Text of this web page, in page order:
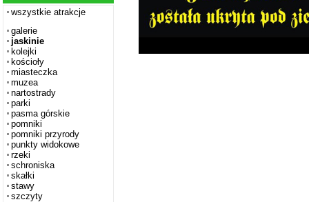
wszystkie atrakcje
galerie
jaskinie
kolejki
kościoły
miasteczka
muzea
nartostrady
parki
pasma górskie
pomniki
pomniki przyrody
punkty widokowe
rzeki
schroniska
skałki
stawy
szczyty